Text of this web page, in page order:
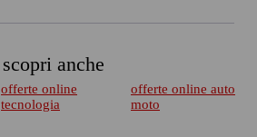
scopri anche
offerte online
tecnologia
offerte online auto
moto